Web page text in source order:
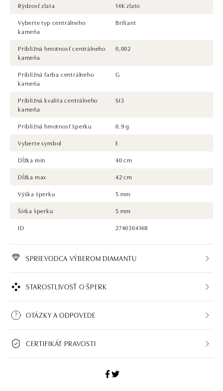
Rýdzosť zlata
14K zlato
Vyberte typ centrálneho
kameňa
Briliant
Približná hmotnosť centrálneho
kameňa
0,002
Približná farba centrálneho
kameňa
G
Približná kvalita centrálneho
kameňa
SI3
Približná hmotnosť šperku
0.9 g
Vyberte symbol
E
Dĺžka min
40 cm
Dĺžka max
42 cm
Výška šperku
5 mm
Šírka šperku
5 mm
ID
274030414R
SPRIEVODCA VÝBEROM DIAMANTU
STAROSTLIVOSŤ O ŠPERK
OTÁZKY A ODPOVEDE
CERTIFIKÁT PRAVOSTI